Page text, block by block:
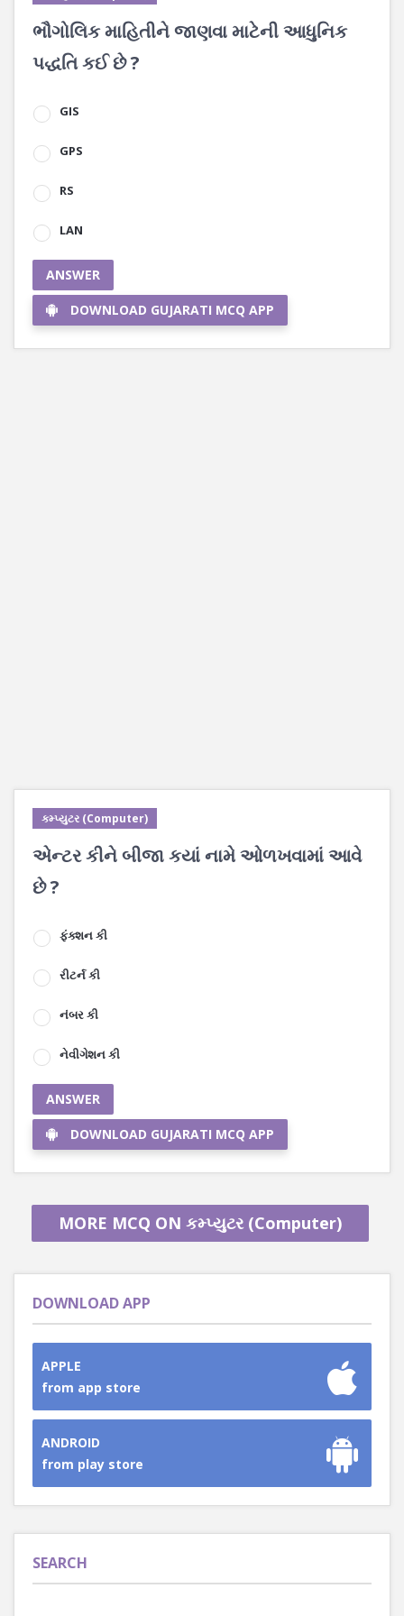
ભૌગોલિક માહિતીને જાણવા માટેની આધુનિક
પદ્ધતિ કઈ છે ?
GIS
GPS
RS
LAN
ANSWER
DOWNLOAD GUJARATI MCQ APP
કમ્પ્યુટર (Computer)
એન્ટર કીને બીજા કયાં નામે ઓળખવામાં આવે
છે ?
ફંક્શન કી
રીટર્ન કી
નંબર કી
નેવીગેશન કી
ANSWER
DOWNLOAD GUJARATI MCQ APP
MORE MCQ ON કમ્પ્યુટર (Computer)
DOWNLOAD APP
APPLE
from app store
ANDROID
from play store
SEARCH